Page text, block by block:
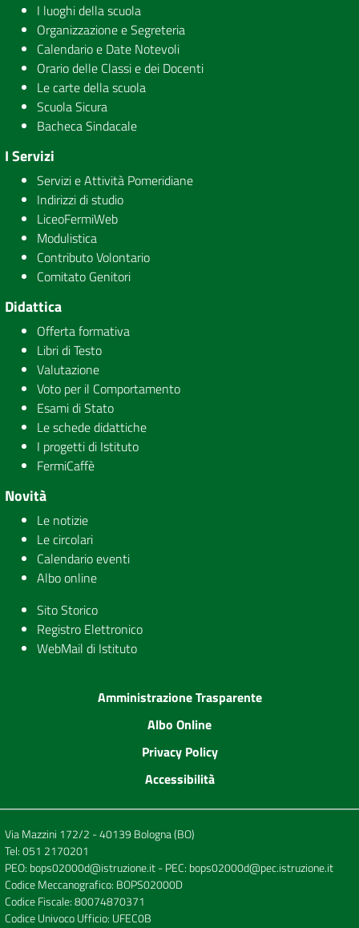
I luoghi della scuola
Organizzazione e Segreteria
Calendario e Date Notevoli
Orario delle Classi e dei Docenti
Le carte della scuola
Scuola Sicura
Bacheca Sindacale
I Servizi
Servizi e Attività Pomeridiane
Indirizzi di studio
LiceoFermiWeb
Modulistica
Contributo Volontario
Comitato Genitori
Didattica
Offerta formativa
Libri di Testo
Valutazione
Voto per il Comportamento
Esami di Stato
Le schede didattiche
I progetti di Istituto
FermiCaffè
Novità
Le notizie
Le circolari
Calendario eventi
Albo online
Sito Storico
Registro Elettronico
WebMail di Istituto
Amministrazione Trasparente
Albo Online
Privacy Policy
Accessibilità
Via Mazzini 172/2 - 40139 Bologna (BO)
Tel:051 2170201
PEO: bops02000d@istruzione.it- PEC: bops02000d@pec.istruzione.it
Codice Meccanografico: BOPS02000D
Codice Fiscale: 80074870371
Codice Univoco Ufficio: UFEC0B